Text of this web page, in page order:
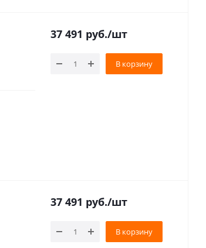
37 491 руб./шт
В корзину
37 491 руб./шт
В корзину